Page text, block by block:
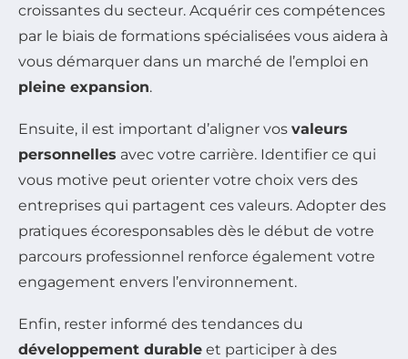
croissantes du secteur. Acquérir ces compétences
par le biais de formations spécialisées vous aidera à
vous démarquer dans un marché de l’emploi en
pleine expansion.
Ensuite, il est important d’aligner vos valeurs
personnelles avec votre carrière. Identifier ce qui
vous motive peut orienter votre choix vers des
entreprises qui partagent ces valeurs. Adopter des
pratiques écoresponsables dès le début de votre
parcours professionnel renforce également votre
engagement envers l’environnement.
Enfin, rester informé des tendances du
développement durable et participer à des